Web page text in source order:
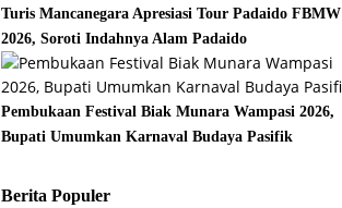
Turis Mancanegara Apresiasi Tour Padaido FBMW
2026, Soroti Indahnya Alam Padaido
Pembukaan Festival Biak Munara Wampasi 2026,
Bupati Umumkan Karnaval Budaya Pasifik
Berita Populer